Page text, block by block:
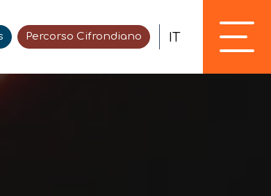
Percorso Cifrondiano IT